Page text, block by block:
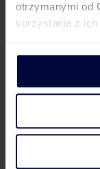
otrzymanymi od
korzystania z ich